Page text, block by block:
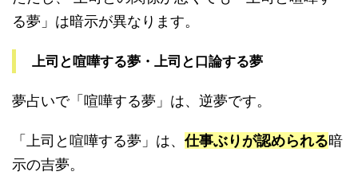
る夢」は暗示が異なります。
上司と喧嘩する夢・上司と口論する夢
夢占いで「喧嘩する夢」は、逆夢です。
「上司と喧嘩する夢」は、仕事ぶりが認められる暗
示の吉夢。